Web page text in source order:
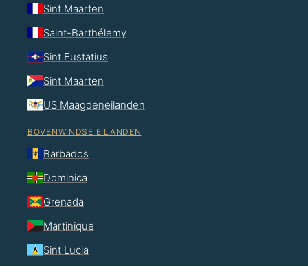
Sint Maarten
Saint-Barthélemy
Sint Eustatius
Sint Maarten
US Maagdeneilanden
BOVENWINDSE EILANDEN
Barbados
Dominica
Grenada
Martinique
Sint Lucia